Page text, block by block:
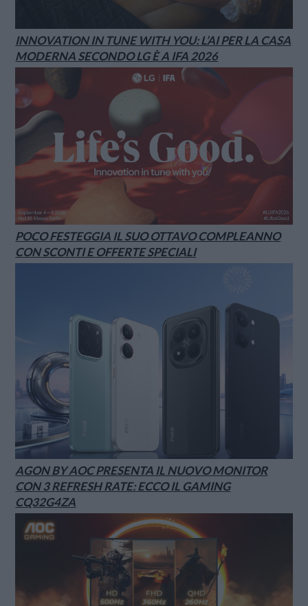
INNOVATION IN TUNE WITH YOU: L’AI PER LA CASA
MODERNA SECONDO LG È A IFA 2026
POCO FESTEGGIA IL SUO OTTAVO COMPLEANNO
CON SCONTI E OFFERTE SPECIALI
AGON BY AOC PRESENTA IL NUOVO MONITOR
CON 3 REFRESH RATE: ECCO IL GAMING
CQ32G4ZA